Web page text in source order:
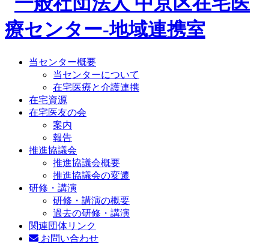
当センター概要
当センターについて
在宅医療と介護連携
在宅資源
在宅医友の会
案内
報告
推進協議会
推進協議会概要
推進協議会の変遷
研修・講演
研修・講演の概要
過去の研修・講演
関連団体リンク
お問い合わせ